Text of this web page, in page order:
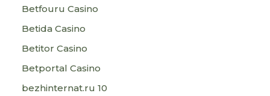
Betfouru Casino
Betida Casino
Betitor Casino
Betportal Casino
bezhinternat.ru 10